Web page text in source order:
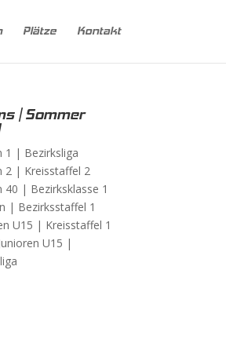
Plätze Kontakt
| Sommer
1 | Bezirksliga
2 | Kreisstaffel 2
40 | Bezirksklasse 1
| Bezirksstaffel 1
U15 | Kreisstaffel 1
U15 |